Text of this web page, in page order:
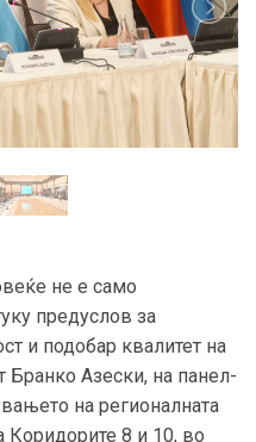
не е само
предуслов за
и подобар квалитет на
Бранко Азески, на панел-
на регионалната
Коридорите 8 и 10, во